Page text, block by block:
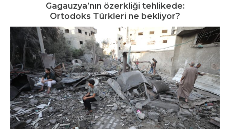
Gagauzya’nın özerkliği tehlikede:
Ortodoks Türkleri ne bekliyor?